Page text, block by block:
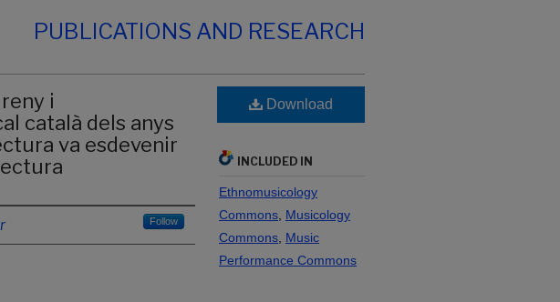
PUBLICATIONS AND RESEARCH
i
català dels anys
va esdevenir
Follow
Download
INCLUDED IN
Ethnomusicology
Commons Musicology
Commons Music
Performance Commons